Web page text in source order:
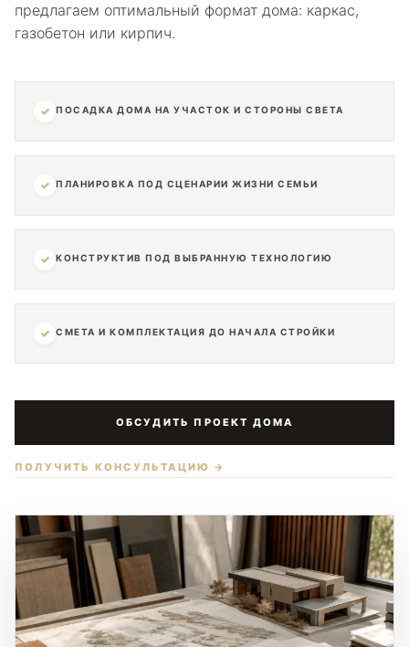
предлагаем оптимальный формат дома: каркас,
газобетон или кирпич.
✓ ПОСАДКА ДОМА НА УЧАСТОК И СТОРОНЫ СВЕТА
✓ ПЛАНИРОВКА ПОД СЦЕНАРИИ ЖИЗНИ СЕМЬИ
✓ КОНСТРУКТИВ ПОД ВЫБРАННУЮ ТЕХНОЛОГИЮ
✓ СМЕТА И КОМПЛЕКТАЦИЯ ДО НАЧАЛА СТРОЙКИ
ОБСУДИТЬ ПРОЕКТ ДОМА
ПОЛУЧИТЬ КОНСУЛЬТАЦИЮ →